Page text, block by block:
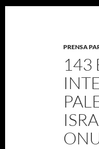
PRENSA
143